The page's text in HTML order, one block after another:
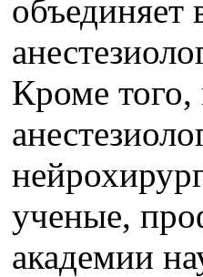
объединяет
Кроме того,
ученые,
академии